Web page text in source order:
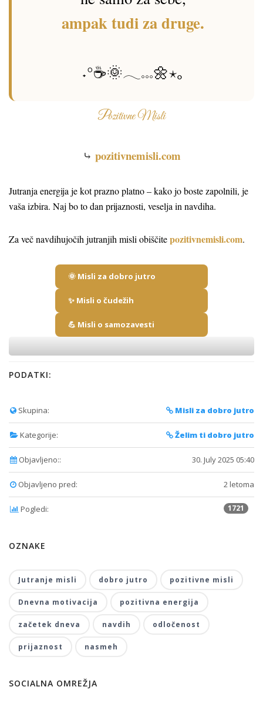
ampak tudi za druge.
˖°☕🌞𓂃𓏧🌼⋆｡
Pozitivne Misli
⤷ pozitivnemisli.com
Jutranja energija je kot prazno platno – kako jo boste zapolnili, je
vaša izbira. Naj bo to dan prijaznosti, veselja in navdiha.
Za več navdihujočih jutranjih misli obiščitepozitivnemisli.com.
🌞 Misli za dobro jutro
✨ Misli o čudežih
💪 Misli o samozavesti
PODATKI:
Skupina: Misli za dobro jutro
Kategorije: Želim ti dobro jutro
Objavljeno:: 30. July 2025 05:40
Objavljeno pred: 2 letoma
Pogledi: 1721
OZNAKE
Jutranje misli dobro jutro pozitivne misli
Dnevna motivacija pozitivna energija
začetek dneva navdih odločenost
prijaznost nasmeh
SOCIALNA OMREŽJA